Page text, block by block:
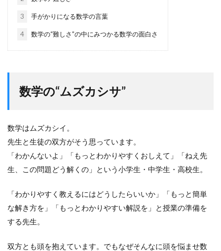
3 手がかりになる数学の言葉
4 数学の“難しさ”の中にみつかる数学の面白さ
数学の“ムズカシサ”
数学はムズカシイ。
先生と生徒の双方がそう思っています。
「わかんないよ」「もっとわかりやすくおしえて」「ねえ先
生、この問題どう解くの」という小学生・中学生・高校生。
「わかりやすく教えるにはどうしたらいいか」「もっと簡単
な解き方を」「もっとわかりやすい解説を」と授業の準備を
する先生。
双方とも頭を抱えています。でもなぜそんなに頭を悩ませ数